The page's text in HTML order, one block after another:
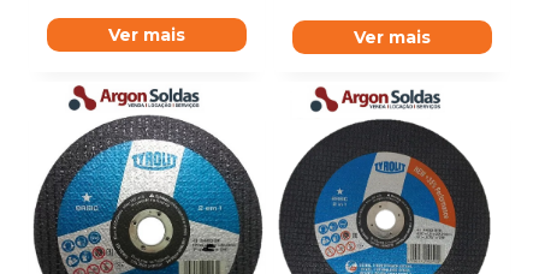
Ver mais Ver mais